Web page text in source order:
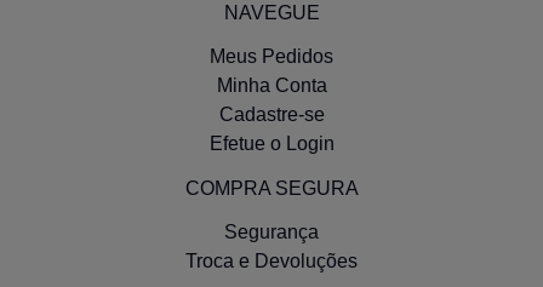
NAVEGUE
Meus Pedidos
Minha Conta
Cadastre-se
Efetue o Login
COMPRA SEGURA
Segurança
Troca e Devoluções